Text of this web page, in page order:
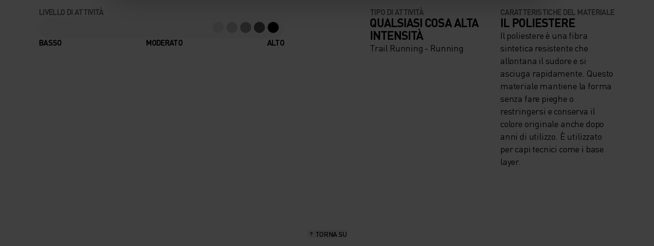
LIVELLO DI ATTIVITÀ
BASSO MODERATO ALTO
TIPO DI ATTIVITÀ
QUALSIASI COSA ALTA
INTENSITÀ
Trail Running - Running
CARATTERISTICHE DEL MATERIALE
IL POLIESTERE
Il poliestere è una fibra
sintetica resistente che
allontana il sudore e si
asciuga rapidamente. Questo
materiale mantiene la forma
senza fare pieghe o
restringersi e conserva il
colore originale anche dopo
anni di utilizzo. È utilizzato
per capi tecnici come i base
layer.
TORNA SU